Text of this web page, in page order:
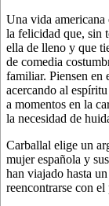
Una vida americana
la felicidad que, sin
ella de lleno y que
de comedia
familiar. Piensen en
acercando al
a momentos en la
la necesidad de
Carballal elige un
mujer española y
han viajado hasta
reencontrarse con el